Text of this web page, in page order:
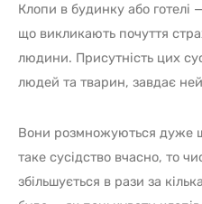
Клопи в будинку або
що викликають почуття
людини. Присутність цих
людей та тварин, завдає
Вони розмножуються дуже
таке сусідство вчасно, то
збільшується в рази за